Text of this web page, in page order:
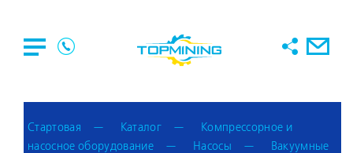
Стартовая Каталог
Компрессорное и
насосное оборудование
Насосы
Вакуумные